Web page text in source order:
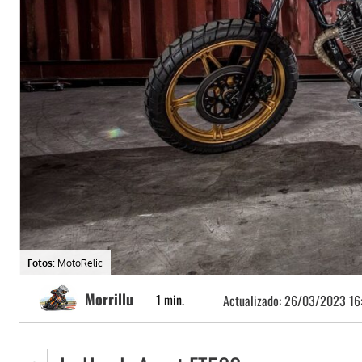
Fotos: MotoRelic
Morrillu 1 min. Actualizado:26/03/2023